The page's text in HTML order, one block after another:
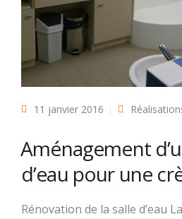
11 janvier 2016
Aménagement
d’eau pour une
Rénovation de la salle d’eau